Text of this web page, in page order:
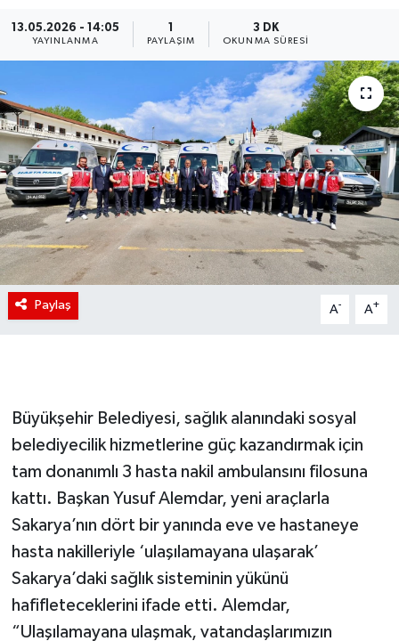
13.05.2026 - 14:05
YAYINLANMA PAYLAŞIM
3 DK
OKUNMA SÜRESI
Paylaş A- A+
Büyükşehir Belediyesi, sağlık alanındaki sosyal
belediyecilik hizmetlerine güç kazandırmak için
tam donanımlı 3 hasta nakil ambulansını filosuna
kattı. Başkan Yusuf Alemdar, yeni araçlarla
Sakarya’nın dört bir yanında eve ve hastaneye
hasta nakilleriyle ‘ulaşılamayana ulaşarak’
Sakarya’daki sağlık sisteminin yükünü
hafifleteceklerini ifade etti. Alemdar,
“Ulaşılamayana ulaşmak, vatandaşlarımızın